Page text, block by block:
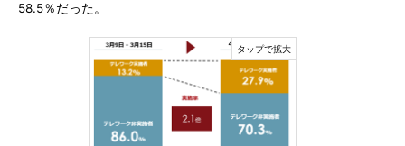
58.5％だった。